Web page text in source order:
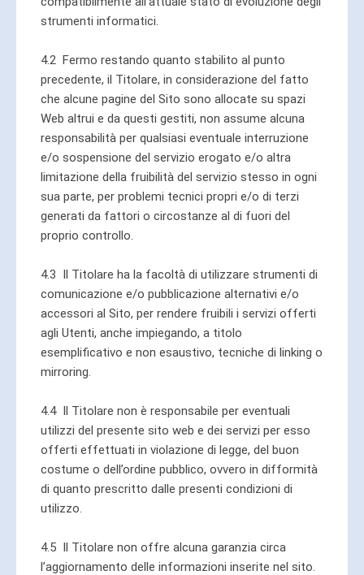
strumenti informatici.
4.2 Fermo restando quanto stabilito al punto
precedente, il Titolare, in considerazione del fatto
che alcune pagine del Sito sono allocate su spazi
Web altrui e da questi gestiti, non assume alcuna
responsabilità per qualsiasi eventuale interruzione
e/o sospensione del servizio erogato e/o altra
limitazione della fruibilità del servizio stesso in ogni
sua parte, per problemi tecnici propri e/o di terzi
generati da fattori o circostanze al di fuori del
proprio controllo.
4.3 Il Titolare ha la facoltà di utilizzare strumenti di
comunicazione e/o pubblicazione alternativi e/o
accessori al Sito, per rendere fruibili i servizi offerti
agli Utenti, anche impiegando, a titolo
esemplificativo e non esaustivo, tecniche di linking o
mirroring.
4.4 Il Titolare non è responsabile per eventuali
utilizzi del presente sito web e dei servizi per esso
offerti effettuati in violazione di legge, del buon
costume o dell’ordine pubblico, ovvero in difformità
di quanto prescritto dalle presenti condizioni di
utilizzo.
4.5 Il Titolare non offre alcuna garanzia circa
l’aggiornamento delle informazioni inserite nel sito.